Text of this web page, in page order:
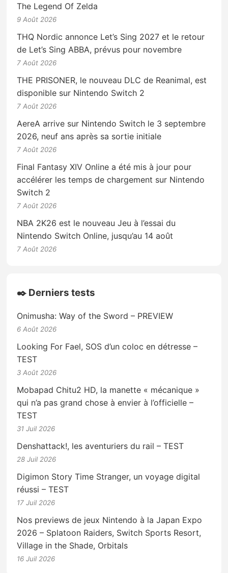
The Legend Of Zelda
9 Août 2026
THQ Nordic annonce Let’s Sing 2027 et le retour
de Let’s Sing ABBA, prévus pour novembre
7 Août 2026
THE PRISONER, le nouveau DLC de Reanimal, est
disponible sur Nintendo Switch 2
7 Août 2026
AereA arrive sur Nintendo Switch le 3 septembre
2026, neuf ans après sa sortie initiale
7 Août 2026
Final Fantasy XIV Online a été mis à jour pour
accélérer les temps de chargement sur Nintendo
Switch 2
7 Août 2026
NBA 2K26 est le nouveau Jeu à l’essai du
Nintendo Switch Online, jusqu’au 14 août
7 Août 2026
✒️ Derniers tests
Onimusha: Way of the Sword – PREVIEW
6 Août 2026
Looking For Fael, SOS d’un coloc en détresse –
TEST
3 Août 2026
Mobapad Chitu2 HD, la manette « mécanique »
qui n’a pas grand chose à envier à l’officielle –
TEST
31 Juil 2026
Denshattack!, les aventuriers du rail – TEST
28 Juil 2026
Digimon Story Time Stranger, un voyage digital
réussi – TEST
17 Juil 2026
Nos previews de jeux Nintendo à la Japan Expo
2026 – Splatoon Raiders, Switch Sports Resort,
Village in the Shade, Orbitals
16 Juil 2026